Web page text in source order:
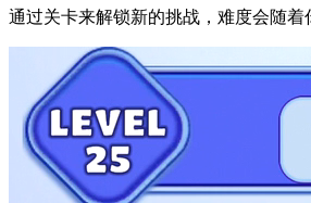
通过关卡来解锁新的挑战，难度会随着